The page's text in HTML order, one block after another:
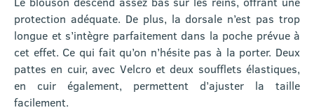
protection adéquate. De plus, la dorsale n’est pas trop
longue et s’intègre parfaitement dans la poche prévue à
cet effet. Ce qui fait qu’on n’hésite pas à la porter. Deux
pattes en cuir, avec Velcro et deux soufflets élastiques,
en cuir également, permettent d’ajuster la taille
facilement.